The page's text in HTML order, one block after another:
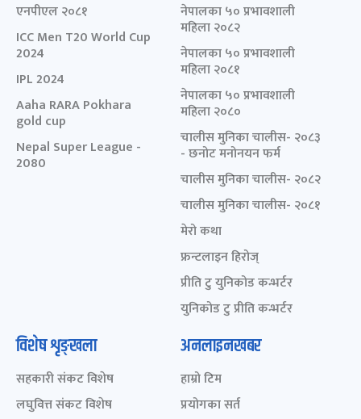
एनपीएल २०८१
ICC Men T20 World Cup
2024
IPL 2024
Aaha RARA Pokhara
gold cup
Nepal Super League -
2080
नेपालका ५० प्रभावशाली
महिला २०८२
नेपालका ५० प्रभावशाली
महिला २०८१
नेपालका ५० प्रभावशाली
महिला २०८०
चालीस मुनिका चालीस- २०८३
- छनोट मनोनयन फर्म
चालीस मुनिका चालीस- २०८२
चालीस मुनिका चालीस- २०८१
मेरो कथा
फ्रन्टलाइन हिरोज्
प्रीति टु युनिकोड कन्भर्टर
युनिकोड टु प्रीति कन्भर्टर
विशेष शृङ्खला
सहकारी संकट विशेष
लघुवित्त संकट विशेष
अनलाइनखबर
हाम्रो टिम
प्रयोगका सर्त